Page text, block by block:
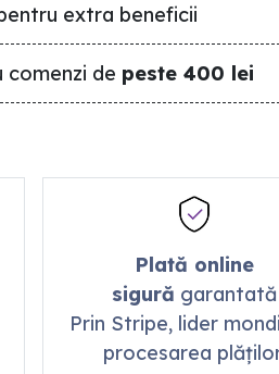
extra beneficii
comenzi de peste 400 lei
Plată online
sigură garantată
Prin Stripe, lider
procesarea